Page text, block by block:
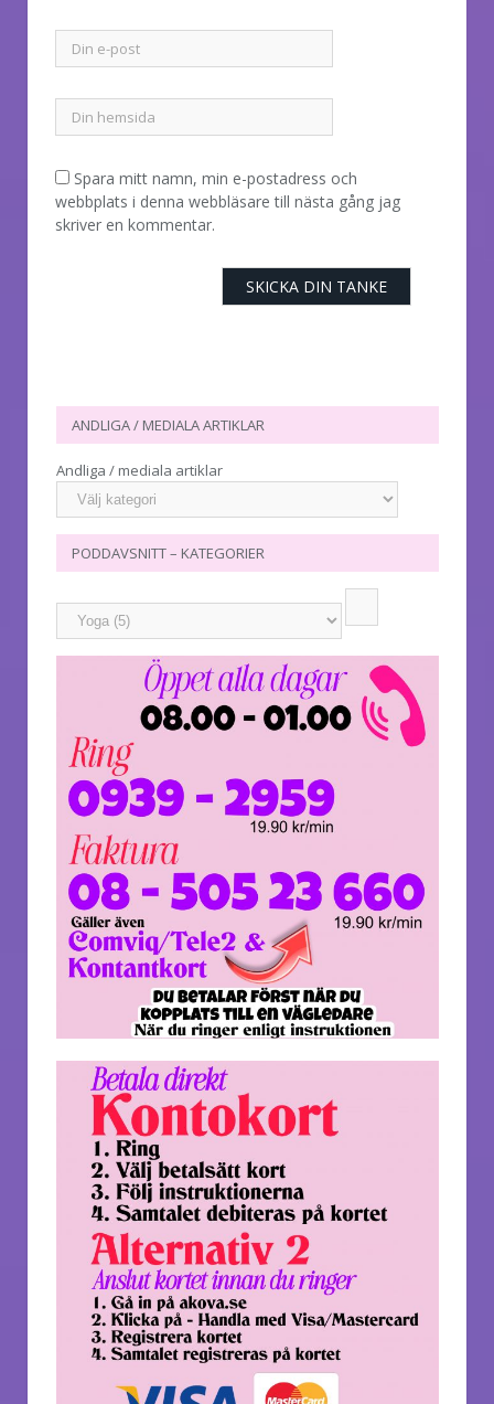
Spara mitt namn, min e-postadress och
webbplats i denna webbläsare till nästa gång jag
skriver en kommentar.
ANDLIGA / MEDIALA ARTIKLAR
Andliga / mediala artiklar
PODDAVSNITT – KATEGORIER